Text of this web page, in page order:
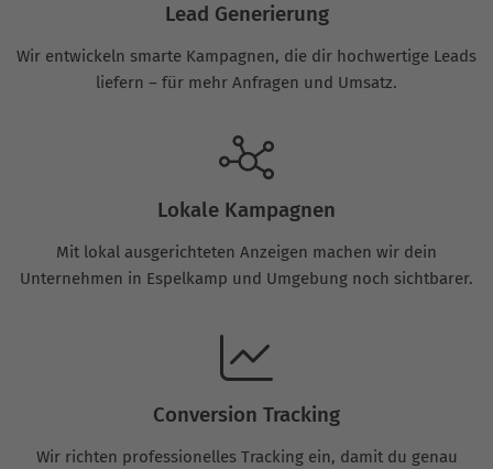
Lead Generierung
Wir entwickeln smarte Kampagnen, die dir hochwertige Leads
liefern – für mehr Anfragen und Umsatz.
Lokale Kampagnen
Mit lokal ausgerichteten Anzeigen machen wir dein
Unternehmen in Espelkamp und Umgebung noch sichtbarer.
Conversion Tracking
Wir richten professionelles Tracking ein, damit du genau